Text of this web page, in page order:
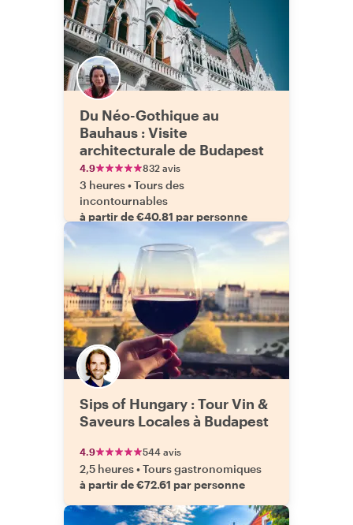
Du Néo-Gothique au
Bauhaus : Visite
architecturale de Budapest
4.9 832 avis
3 heures•Tours des
incontournables
à partir de €40.81 par personne
Sips of Hungary : Tour Vin &
Saveurs Locales à Budapest
4.9 544 avis
2,5 heures•Tours gastronomiques
à partir de €72.61 par personne